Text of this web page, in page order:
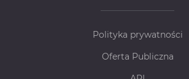
Polityka prywatności
Oferta Publiczna